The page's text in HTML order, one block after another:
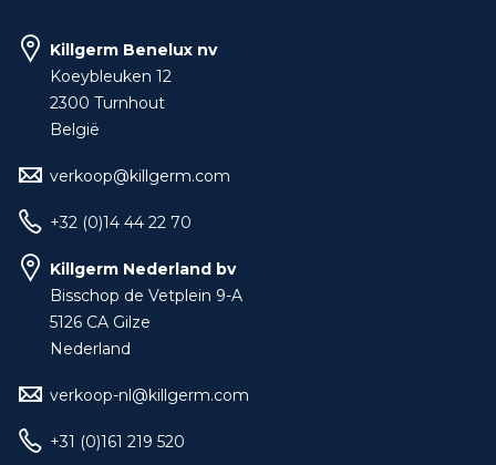
Killgerm Benelux nv
Koeybleuken 12
2300 Turnhout
België
verkoop@killgerm.com
+32 (0)14 44 22 70
Killgerm Nederland bv
Bisschop de Vetplein 9-A
5126 CA Gilze
Nederland
verkoop-nl@killgerm.com
+31 (0)161 219 520